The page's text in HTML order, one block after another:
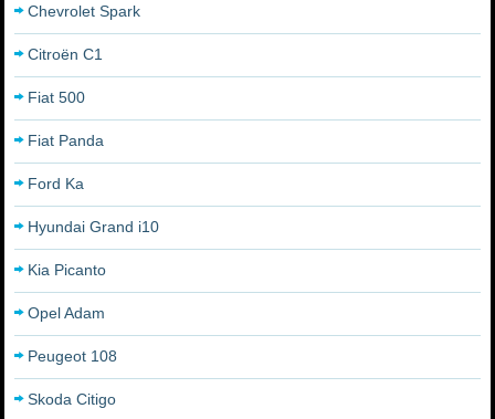
Chevrolet Spark
Citroën C1
Fiat 500
Fiat Panda
Ford Ka
Hyundai Grand i10
Kia Picanto
Opel Adam
Peugeot 108
Skoda Citigo